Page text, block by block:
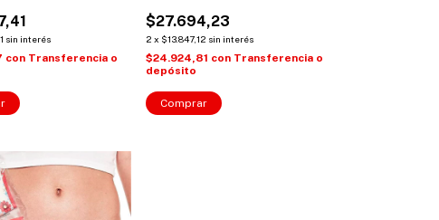
sin interés
con Transferencia o
$27.694,23
2 x $13.847,12 sin interés
$24.924,81 con Transferencia o
depósito
Comprar